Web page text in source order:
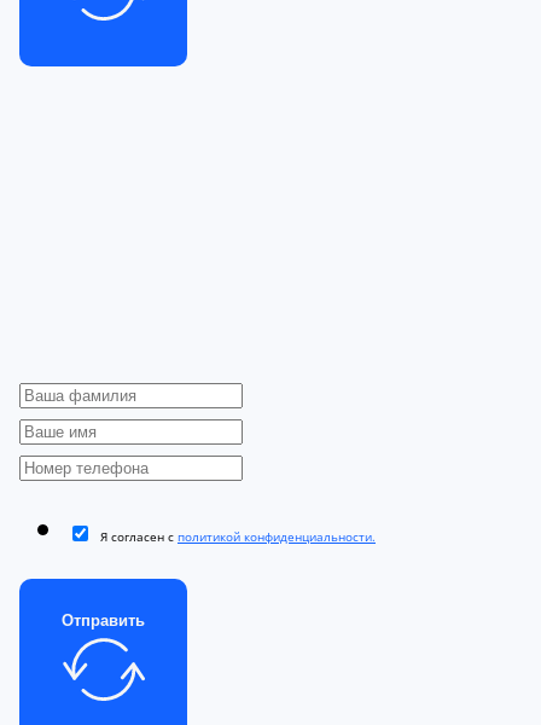
Я согласен с политикой конфиденциальности.
Отправить